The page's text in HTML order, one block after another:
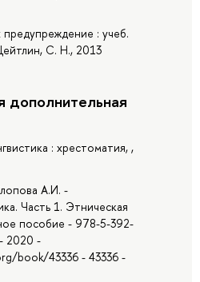
: учеб.
С. Н., 2013
дополнительная
: хрестоматия, ,
А.И. -
Часть 1. Этническая
пособие - 978-5-392-
2020 -
book/43336 - 43336 -